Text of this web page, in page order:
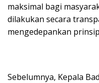
maksimal bagi
dilakukan secara
mengedepankan
Sebelumnya, Kepala